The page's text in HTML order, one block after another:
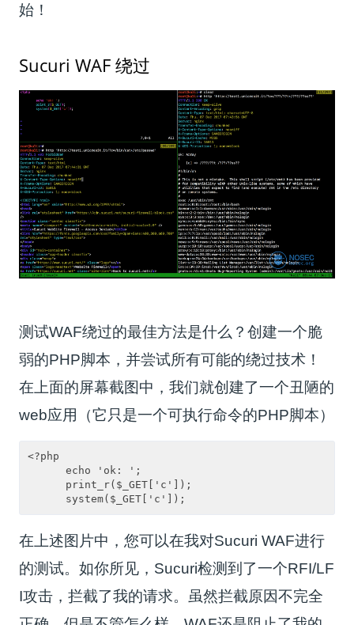
始！
Sucuri WAF 绕过
测试WAF绕过的最佳方法是什么？创建一个脆
弱的PHP脚本，并尝试所有可能的绕过技术！
在上面的屏幕截图中，我们就创建了一个丑陋的
web应用（它只是一个可执行命令的PHP脚本）
<?php
      echo 'ok: ';
      print_r($_GET['c']);
在上述图片中，您可以在我对Sucuri WAF进行
的测试。如你所见，Sucuri检测到了一个RFI/LF
I攻击，拦截了我的请求。虽然拦截原因不完全